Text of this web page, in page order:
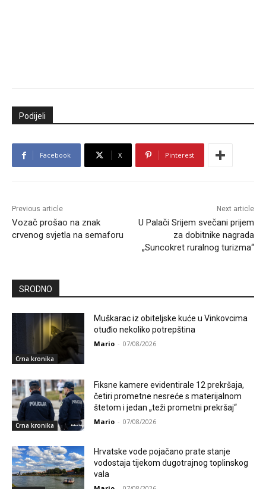
Podijeli
Facebook X Pinterest
Previous article
Vozač prošao na znak
crvenog svjetla na semaforu
Next article
U Palači Srijem svečani prijem
za dobitnike nagrada
„Suncokret ruralnog turizma“
SRODNO
Crna kronika
Muškarac iz obiteljske kuće u Vinkovcima
otuđio nekoliko potrepština
Mario - 07/08/2026
Crna kronika
Fiksne kamere evidentirale 12 prekršaja,
četiri prometne nesreće s materijalnom
štetom i jedan „teži prometni prekršaj“
Mario - 07/08/2026
Hrvatske vode pojačano prate stanje
vodostaja tijekom dugotrajnog toplinskog
vala